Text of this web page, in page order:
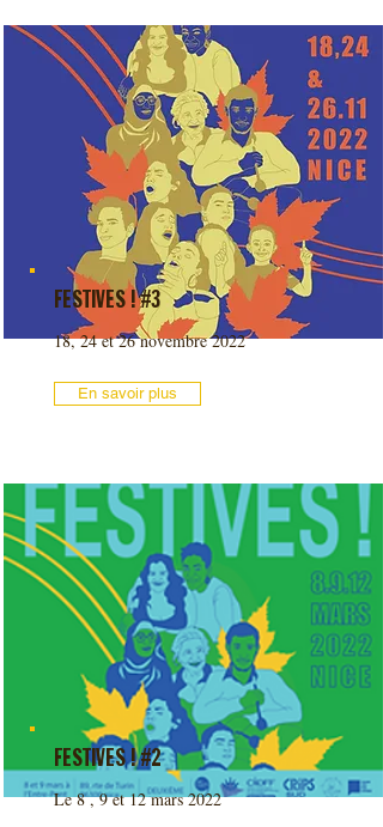
FESTIVES ! #3
18, 24 et 26 novembre 2022
En savoir plus
FESTIVES ! #2
Le 8 , 9 et 12 mars 2022